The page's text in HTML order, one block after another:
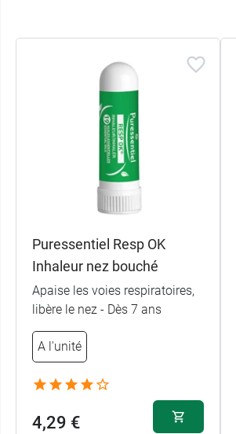
Puressentiel Resp OK
Inhaleur nez bouché
Apaise les voies respiratoires,
libère le nez - Dès 7 ans
A l'unité
4,29 €